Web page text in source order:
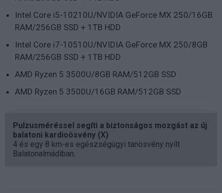
Intel Core i5-10210U/NVIDIA GeForce MX 250/16GB
RAM/256GB SSD + 1TB HDD
Intel Core i7-10510U/NVIDIA GeForce MX 250/8GB
RAM/256GB SSD + 1TB HDD
AMD Ryzen 5 3500U/8GB RAM/512GB SSD
AMD Ryzen 5 3500U/16GB RAM/512GB SSD
Pulzusméréssel segíti a biztonságos mozgást az új
balatoni kardioösvény (X)
4 és egy 8 km-es egészségügyi tanösvény nyílt
Balatonalmádiban.